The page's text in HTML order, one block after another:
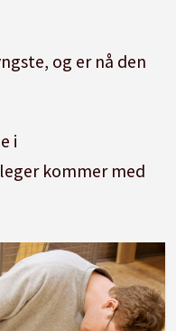
og er nå den
i
kommer med